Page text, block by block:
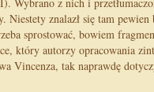
Niestety znalazł się tam
sprostować, bowiem
który autorzy opracowania
Vincenza, tak naprawdę